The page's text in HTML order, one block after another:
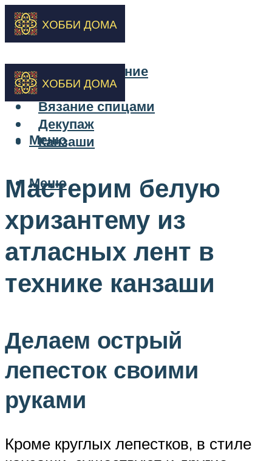
Бисероплетение
Вышивка
Вязание спицами
Декупаж
Канзаши
Меню
Меню
Мастерим белую
хризантему из
атласных лент в
технике канзаши
Делаем острый
лепесток своими
руками
Кроме круглых лепестков, в стиле